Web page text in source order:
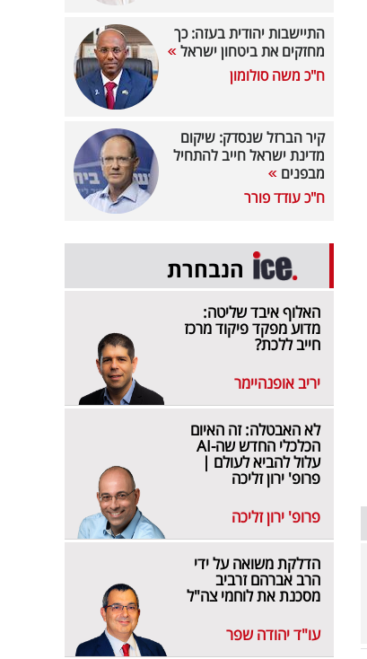
התיישבות יהודית בעזה: כך
מחזקים את ביטחון ישראל
ח"כ משה סולומון
קיר הברזל שנסדק: שיקום
מדינת ישראל חייב להתחיל
מבפנים
ח"כ עודד פורר
הנבחרת
האלוף איבד שליטה:
מדוע מפקד פיקוד מרכז
חייב ללכת?
יריב אופנהיימר
לא האבטלה: זה האיום
הכלכלי החדש שה-AI
עלול להביא לעולם |
פרופ' ירון זליכה
פרופ' ירון זליכה
הדלקת משואה על ידי
הרב אברהם זרביב
מסכנת את לוחמי צה"ל
עו"ד יהודה שפר